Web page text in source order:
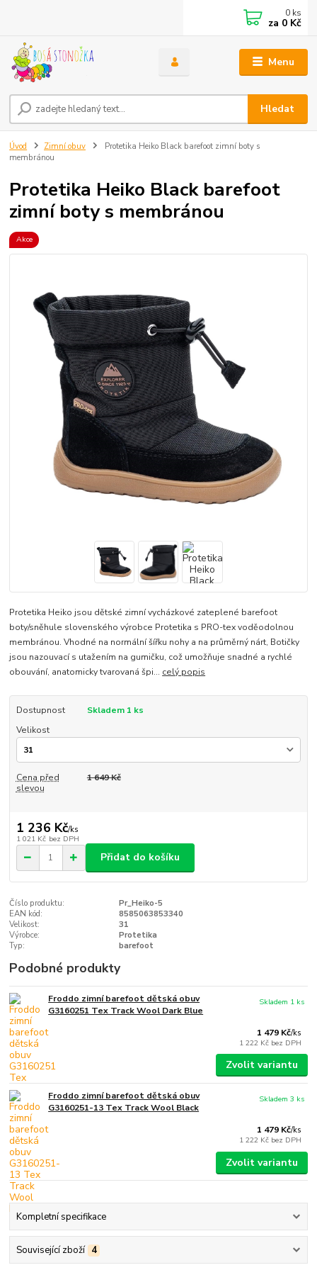
Menu
Hledat
0 ks
za 0 Kč
Úvod Zimní obuv
Protetika Heiko Black barefoot zimní boty s
membránou
Protetika Heiko Black barefoot
zimní boty s membránou
Akce
Protetika Heiko jsou dětské zimní vycházkové zateplené barefoot
boty/sněhule slovenského výrobce Protetika s PRO-tex voděodolnou
membránou. Vhodné na normální šířku nohy a na průměrný nárt, Botičky
jsou nazouvací s utažením na gumičku, což umožňuje snadné a rychlé
obouvání, anatomicky tvarovaná špi... celý popis
Dostupnost
Skladem 1 ks
Velikost
Cena před
slevou
1 649 Kč
1 236 Kč/ks
1 021 Kč bez DPH
Přidat do košíku
Číslo produktu:
Pr_Heiko-5
EAN kód:
8585063853340
Velikost:
31
Výrobce:
Protetika
Typ:
barefoot
Podobné produkty
Froddo zimní barefoot dětská obuv
G3160251 Tex Track Wool Dark Blue
1 479 Kč/ks
1 222 Kč bez DPH
Skladem 1 ks
Zvolit variantu
Froddo zimní barefoot dětská obuv
G3160251-13 Tex Track Wool Black
1 479 Kč/ks
1 222 Kč bez DPH
Skladem 3 ks
Zvolit variantu
Kompletní specifikace
Související zboží 4